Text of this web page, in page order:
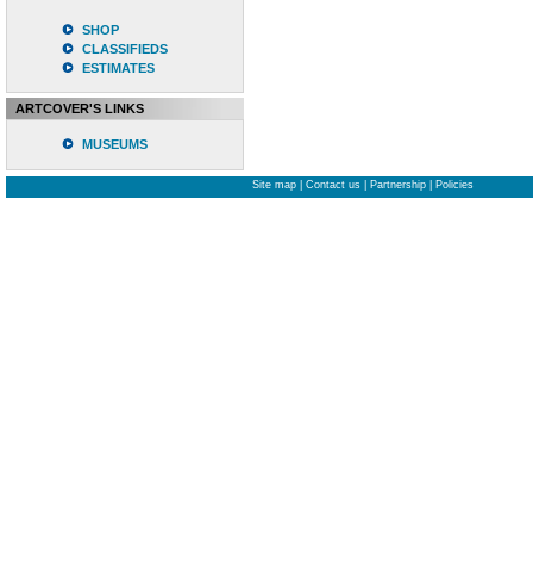
SHOP
CLASSIFIEDS
ESTIMATES
ARTCOVER'S LINKS
MUSEUMS
Site map Contact us Partnership Policies